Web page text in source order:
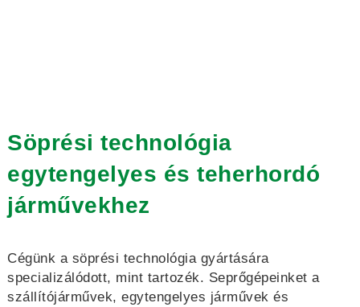
Söprési technológia
egytengelyes és teherhordó
járművekhez
Cégünk a söprési technológia gyártására
specializálódott, mint tartozék. Seprőgépeinket a
szállítójárművek, egytengelyes járművek és